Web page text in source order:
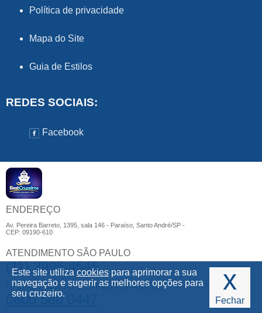
Política de privacidade
Mapa do Site
Guia de Estilos
REDES SOCIAIS:
Facebook
ENDEREÇO
Av. Pereira Barreto, 1395, sala 146 - Paraíso, Santo André/SP -
CEP: 09190-610
ATENDIMENTO SÃO PAULO
(11) 3995-4545
ATENDIMENTO DEMAIS ESTADOS
0800 580 0447
x
Fechar
Este site utiliza cookies para aprimorar a sua
navegação e sugerir as melhores opções para
seu cruzeiro.